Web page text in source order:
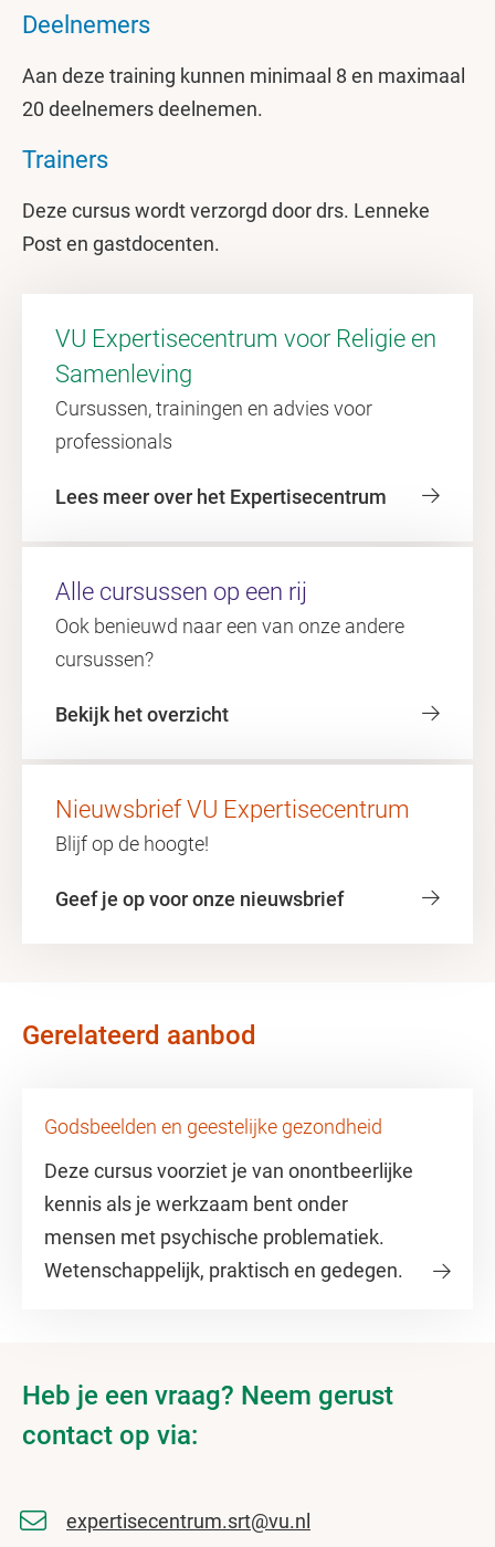
Deelnemers
Aan deze training kunnen minimaal 8 en maximaal
20 deelnemers deelnemen.
Trainers
Deze cursus wordt verzorgd door drs. Lenneke
Post en gastdocenten.
VU Expertisecentrum voor Religie en
Samenleving
Cursussen, trainingen en advies voor
professionals
Lees meer over het Expertisecentrum
Alle cursussen op een rij
Ook benieuwd naar een van onze andere
cursussen?
Bekijk het overzicht
Nieuwsbrief VU Expertisecentrum
Blijf op de hoogte!
Geef je op voor onze nieuwsbrief
Gerelateerd aanbod
Godsbeelden en geestelijke gezondheid
Deze cursus voorziet je van onontbeerlijke
kennis als je werkzaam bent onder
mensen met psychische problematiek.
Wetenschappelijk, praktisch en gedegen.
Heb je een vraag? Neem gerust
contact op via:
expertisecentrum.srt@vu.nl